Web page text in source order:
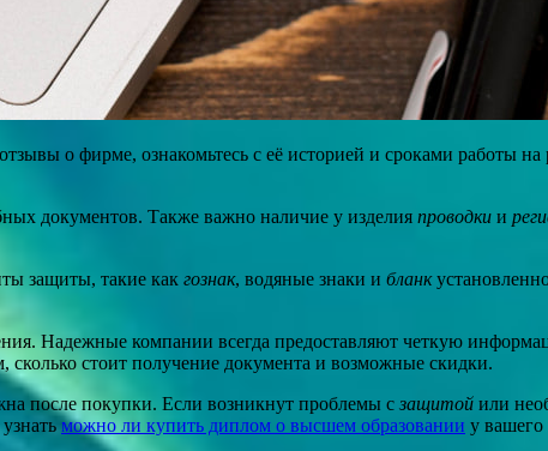
о фирме, ознакомьтесь с её историей и сроками работы
документов. Также важно наличие у изделия проводки и
защиты, такие как гознак, водяные знаки и бланк
Надежные компании всегда предоставляют четкую
сколько стоит получение документа и возможные скидки.
после покупки. Если возникнут проблемы с защитой или
можно ли купить диплом о высшем образовании у вашего